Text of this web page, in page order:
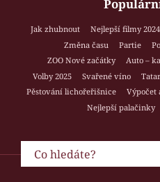
Jak zhubnout Nejlepší filmy 2024
Změna času
Partie
ZOO Nové začátky
Auto –
Volby 2025
Svařené víno
Pěstování lichořeřišnice
Výpočet
Nejlepší palačinky